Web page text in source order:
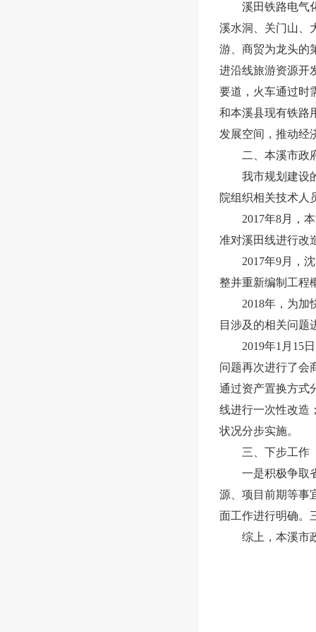
溪田铁路电气化
溪水洞、关门山、
游、商贸为龙头的
进沿线旅游资源开
要道，火车通过时
和本溪县现有铁路
发展空间，推动经
二、本溪市政
我市规划建设的
院组织相关技术人
2017年8月，本
准对溪田线进行改
2017年9月，沈
整并重新编制工程
2018年，为加快
目涉及的相关问题
2019年1月15日
问题再次进行了会
通过资产置换方式
线进行一次性改造
状况分步实施。
三、下步工作
一是积极争取省
源、项目前期等事
面工作进行明确。
综上，本溪市政